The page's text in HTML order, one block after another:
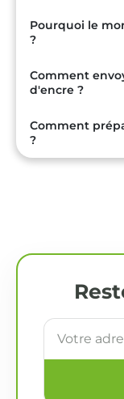
Pourquoi le
?
Comment
d'encre ?
Comment
?